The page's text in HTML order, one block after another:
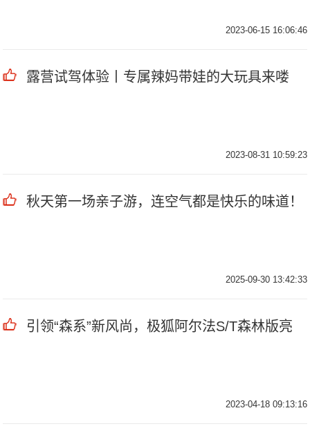
2023-06-15 16:06:46
露营试驾体验丨专属辣妈带娃的大玩具来喽
2023-08-31 10:59:23
秋天第一场亲子游，连空气都是快乐的味道！
2025-09-30 13:42:33
引领“森系”新风尚，极狐阿尔法S/T森林版亮
2023-04-18 09:13:16